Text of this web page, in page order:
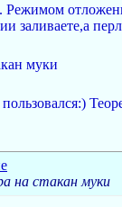
заливаете,а
муки
на стакан муки